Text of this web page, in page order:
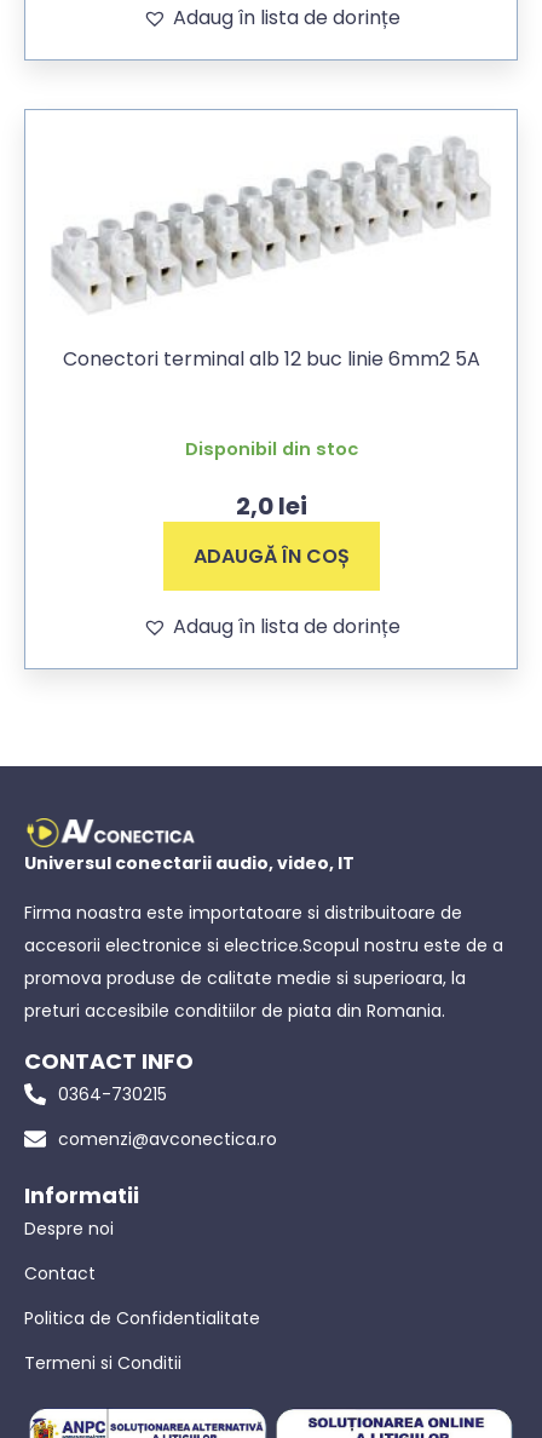
Adaug în lista de dorințe
Conectori terminal alb 12 buc linie 6mm2 5A
Disponibil din stoc
2,0lei
ADAUGĂ ÎN COȘ
Adaug în lista de dorințe
Universul conectarii audio, video, IT
Firma noastra este importatoare si distribuitoare de
accesorii electronice si electrice.Scopul nostru este de a
promova produse de calitate medie si superioara, la
preturi accesibile conditiilor de piata din Romania.
CONTACT INFO
0364-730215
comenzi@avconectica.ro
Informatii
Despre noi
Contact
Politica de Confidentialitate
Termeni si Conditii